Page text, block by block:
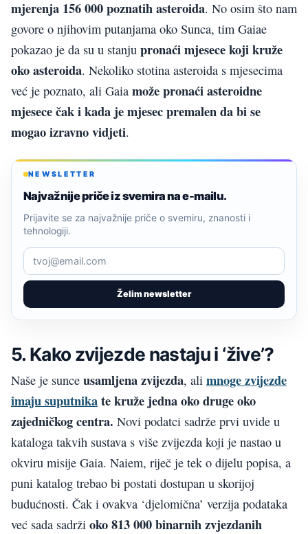
mjerenja 156 000 poznatih asteroida. No osim što nam
govore o njihovim putanjama oko Sunca, tim Gaiae
pokazao je da su u stanju pronaći mjesece koji kruže
oko asteroida. Nekoliko stotina asteroida s mjesecima
već je poznato, ali Gaia može pronaći asteroidne
mjesece čak i kada je mjesec premalen da bi se
mogao izravno vidjeti.
NEWSLETTER
Najvažnije priče iz svemira na e-mailu.
Želim newsletter
Prijavite se za najvažnije priče o svemiru, znanosti i
tehnologiji.
5. Kako zvijezde nastaju i ‘žive’?
Naše je sunce usamljena zvijezda, ali mnoge zvijezde
imaju suputnikate kruže jedna oko druge oko
zajedničkog centra. Novi podatci sadrže prvi uvide u
kataloga takvih sustava s više zvijezda koji je nastao u
okviru misije Gaia. Naiem, riječ je tek o dijelu popisa, a
puni katalog trebao bi postati dostupan u skorijoj
budućnosti. Čak i ovakva ‘djelomična’ verzija podataka
već sada sadrži oko 813 000 binarnih zvjezdanih